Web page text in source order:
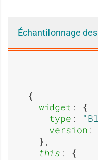
O
u
i
e
A
Échantillonnage
widget :
type :
version :
,
this :